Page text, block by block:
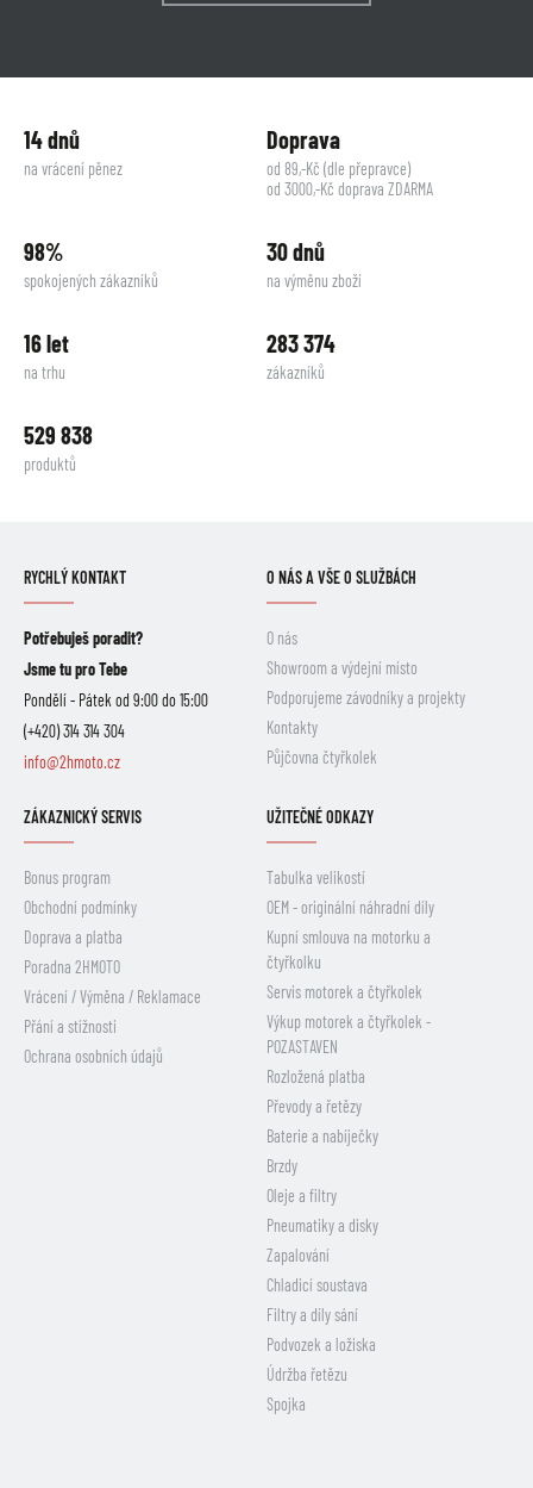
14 dnů
na vrácení pěnez
Doprava
od 89,-Kč (dle přepravce)
od 3000,-Kč doprava ZDARMA
98%
spokojených zákazníků
30 dnů
na výměnu zboží
16 let
na trhu
283 374
zákazníků
529 838
produktů
RYCHLÝ KONTAKT
Potřebuješ poradit?
Jsme tu pro Tebe
Pondělí - Pátek od 9:00 do 15:00
(+420) 314 314 304
info@2hmoto.cz
O NÁS A VŠE O SLUŽBÁCH
O nás
Showroom a výdejní místo
Podporujeme závodníky a projekty
Kontakty
Půjčovna čtyřkolek
ZÁKAZNICKÝ SERVIS
Bonus program
Obchodní podmínky
Doprava a platba
Poradna 2HMOTO
Vrácení / Výměna / Reklamace
Přání a stížnosti
Ochrana osobních údajů
UŽITEČNÉ ODKAZY
Tabulka velikostí
OEM - originální náhradní díly
Kupní smlouva na motorku a
čtyřkolku
Servis motorek a čtyřkolek
Výkup motorek a čtyřkolek -
POZASTAVEN
Rozložená platba
Převody a řetězy
Baterie a nabíječky
Brzdy
Oleje a filtry
Pneumatiky a disky
Zapalování
Chladicí soustava
Filtry a díly sání
Podvozek a ložiska
Údržba řetězu
Spojka